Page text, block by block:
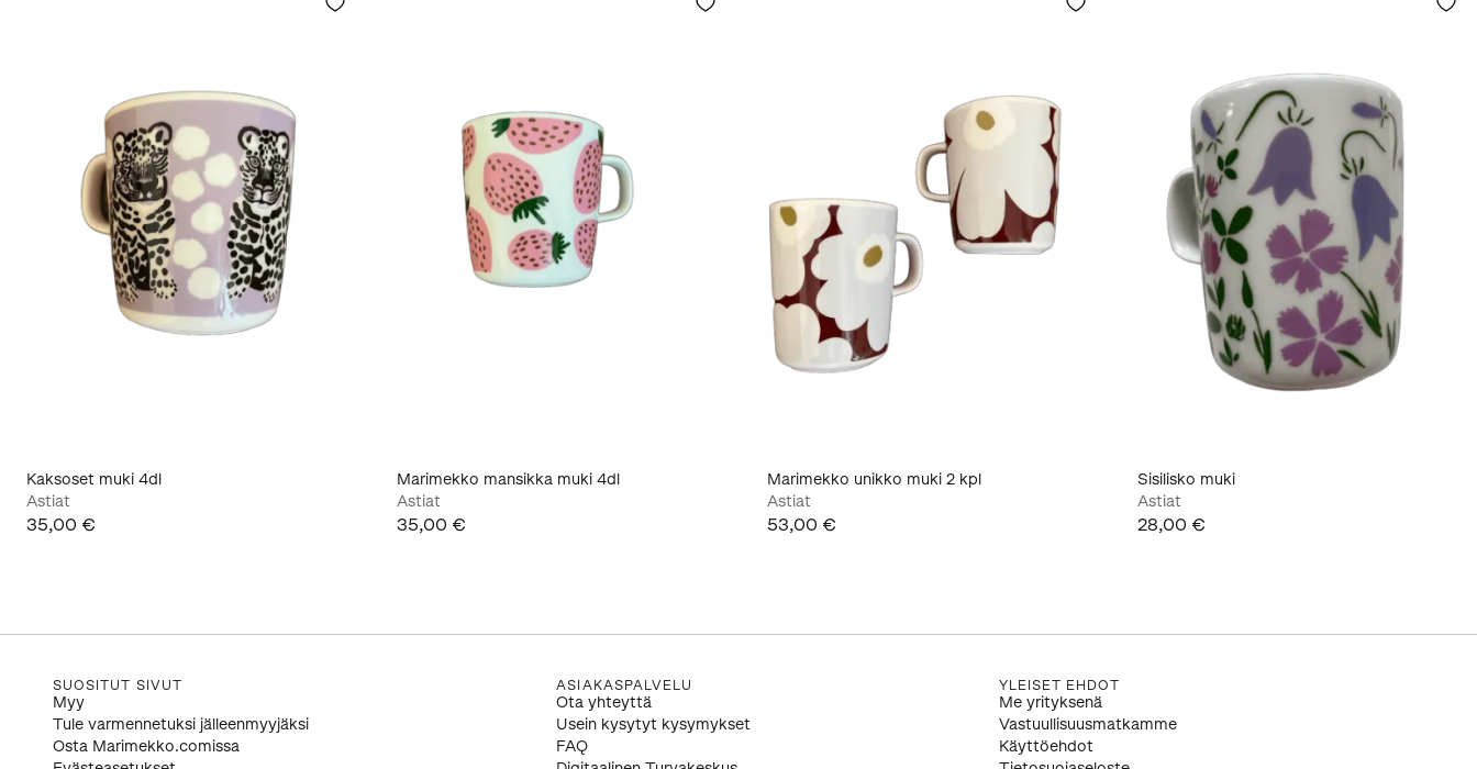
Kaksoset muki 4dl
Astiat
35,00 €
Marimekko mansikka muki 4dl
Astiat
35,00 €
Marimekko unikko muki 2 kpl
Astiat
53,00 €
Sisilisko muki
Astiat
28,00 €
SUOSITUT SIVUT
Myy
Tule varmennetuksi jälleenmyyjäksi
Osta Marimekko.comissa
ASIAKASPALVELU
Ota yhteyttä
Usein kysytyt kysymykset
FAQ
YLEISET EHDOT
Me yrityksenä
Vastuullisuusmatkamme
Käyttöehdot